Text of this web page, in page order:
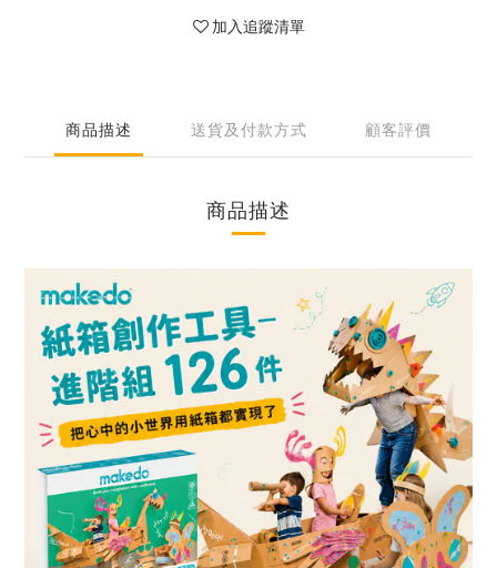
加入追蹤清單
商品描述 送貨及付款方式 顧客評價
商品描述